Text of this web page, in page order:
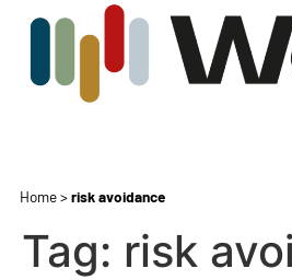
Home>risk avoidance
Tag: risk